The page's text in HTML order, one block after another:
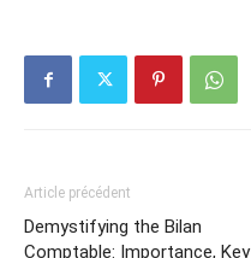
Article précédent
Demystifying the Bilan
Comptable: Importance, Key